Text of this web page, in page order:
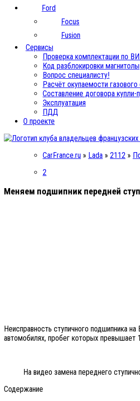
Ford
Focus
Fusion
Сервисы
Проверка комплектации по
Код разблокировки магнитолы
Вопрос специалисту!
Расчёт окупаемости
Составление договора купли-
Эксплуатация
ПДД
О проекте
CarFrance.ru » Lada » 2112 »
2
Меняем подшипник передней
Неисправность ступичного подшипника
автомобилях, пробег которых
На видео замена переднего
Содержание